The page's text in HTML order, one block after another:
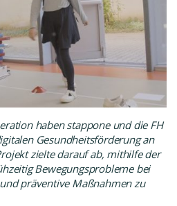
habenstapponeund die FH
Gesundheitsförderung an
zielte darauf ab, mithilfe der
Bewegungsprobleme bei
präventive Maßnahmen zu